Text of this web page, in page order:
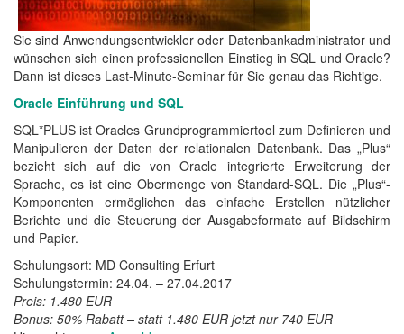
Sie sind Anwendungsentwickler oder Datenbankadministrator und
wünschen sich einen professionellen Einstieg in SQL und Oracle?
Dann ist dieses Last-Minute-Seminar für Sie genau das Richtige.
Oracle Einführung und SQL
SQL*PLUS ist Oracles Grundprogrammiertool zum Definieren und
Manipulieren der Daten der relationalen Datenbank. Das „Plus“
bezieht sich auf die von Oracle integrierte Erweite­rung der
Sprache, es ist eine Obermenge von Standard-SQL. Die „Plus“-
Komponenten er­möglichen das einfache Erstellen nützlicher
Berichte und die Steuerung der Ausgabeformate auf Bildschirm
und Papier.
Schulungsort: MD Consulting Erfurt
Schulungstermin: 24.04. – 27.04.2017
Preis: 1.480 EUR
Bonus: 50% Rabatt – statt 1.480 EUR jetzt nur 740 EUR